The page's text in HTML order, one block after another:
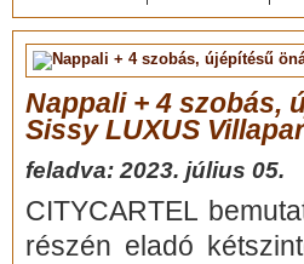
Nappali + 4 szobás,
Sissy LUXUS
feladva: 2023. július 05.
CITYCARTEL
részén eladó